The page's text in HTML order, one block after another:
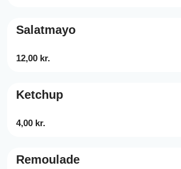
Salatmayo
12,00 kr.
Ketchup
4,00 kr.
Remoulade